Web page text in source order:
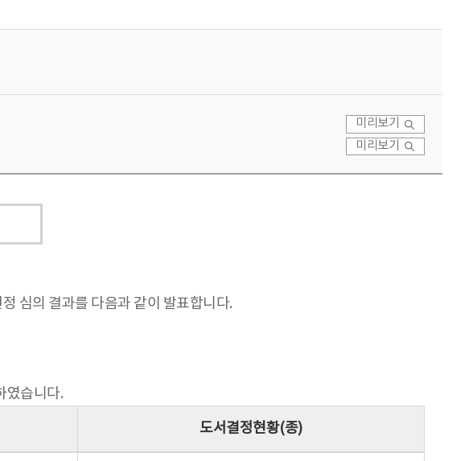
미리보기
미리보기
심의 결과를 다음과 같이 발표합니다.
였습니다.
도서결정현황(종)